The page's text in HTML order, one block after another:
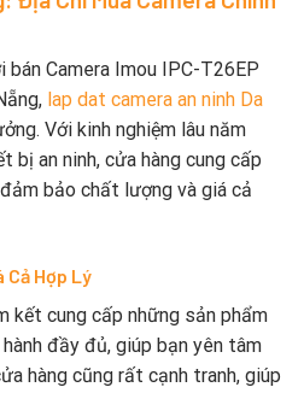
bán Camera Imou IPC-T26EP
lap dat camera an ninh Da
Với kinh nghiệm lâu năm
bị an ninh, cửa hàng cung cấp
bảo chất lượng và giá cả
Cả Hợp Lý
kết cung cấp những sản phẩm
đầy đủ, giúp bạn yên tâm
hàng cũng rất cạnh tranh, giúp